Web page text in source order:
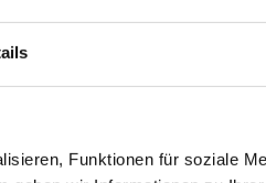
Funktionen für soziale
Chattel paper
Newsletter